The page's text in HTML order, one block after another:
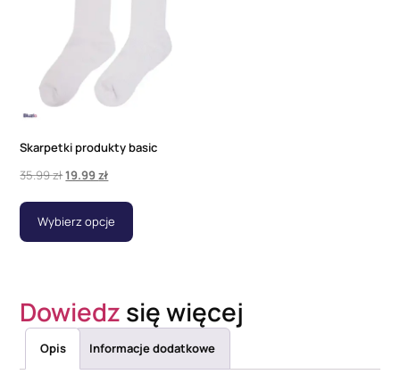
Skarpetki produkty basic
35.99zł19.99zł
Wybierz opcje
Dowiedz się więcej
Opis Informacje dodatkowe